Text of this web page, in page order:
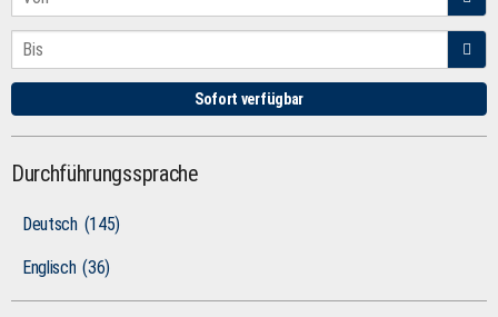
Sofort verfügbar
Durchführungssprache
Deutsch (145)
Englisch (36)